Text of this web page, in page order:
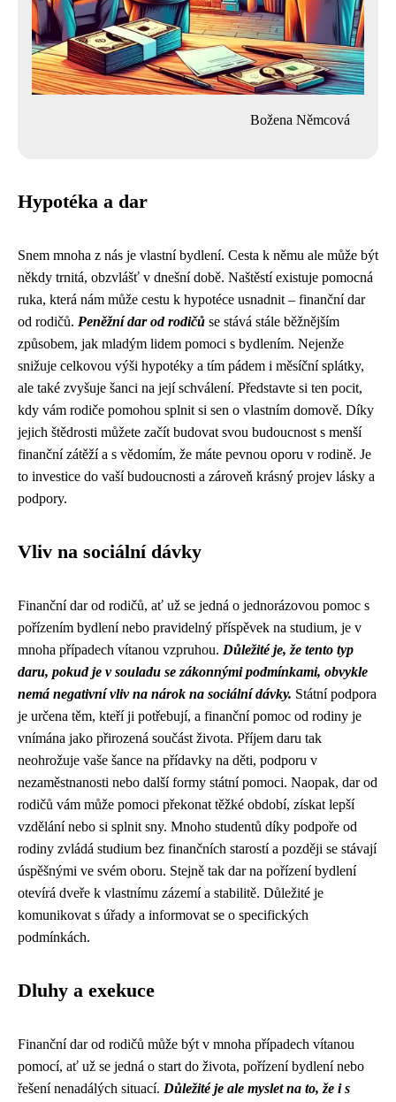
Božena Němcová
Hypotéka a dar
Snem mnoha z nás je vlastní bydlení. Cesta k němu ale může být
někdy trnitá, obzvlášť v dnešní době. Naštěstí existuje pomocná
ruka, která nám může cestu k hypotéce usnadnit – finanční dar
od rodičů. Peněžní dar od rodičů se stává stále běžnějším
způsobem, jak mladým lidem pomoci s bydlením. Nejenže
snižuje celkovou výši hypotéky a tím pádem i měsíční splátky,
ale také zvyšuje šanci na její schválení. Představte si ten pocit,
kdy vám rodiče pomohou splnit si sen o vlastním domově. Díky
jejich štědrosti můžete začít budovat svou budoucnost s menší
finanční zátěží a s vědomím, že máte pevnou oporu v rodině. Je
to investice do vaší budoucnosti a zároveň krásný projev lásky a
podpory.
Vliv na sociální dávky
Finanční dar od rodičů, ať už se jedná o jednorázovou pomoc s
pořízením bydlení nebo pravidelný příspěvek na studium, je v
mnoha případech vítanou vzpruhou. Důležité je, že tento typ
daru, pokud je v souladu se zákonnými podmínkami, obvykle
nemá negativní vliv na nárok na sociální dávky. Státní podpora
je určena těm, kteří ji potřebují, a finanční pomoc od rodiny je
vnímána jako přirozená součást života. Příjem daru tak
neohrožuje vaše šance na přídavky na děti, podporu v
nezaměstnanosti nebo další formy státní pomoci. Naopak, dar od
rodičů vám může pomoci překonat těžké období, získat lepší
vzdělání nebo si splnit sny. Mnoho studentů díky podpoře od
rodiny zvládá studium bez finančních starostí a později se stávají
úspěšnými ve svém oboru. Stejně tak dar na pořízení bydlení
otevírá dveře k vlastnímu zázemí a stabilitě. Důležité je
komunikovat s úřady a informovat se o specifických
podmínkách.
Dluhy a exekuce
Finanční dar od rodičů může být v mnoha případech vítanou
pomocí, ať už se jedná o start do života, pořízení bydlení nebo
řešení nenadálých situací. Důležité je ale myslet na to, že i s